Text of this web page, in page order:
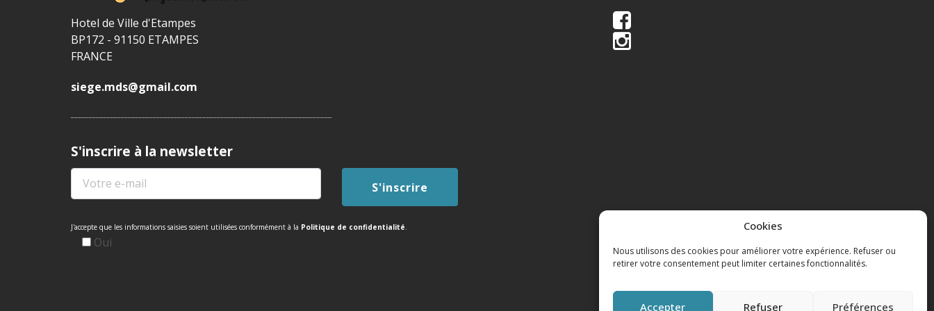
Cookies
Nous utilisons des cookies pour améliorer votre expérience. Refuser ou
retirer votre consentement peut limiter certaines fonctionnalités.
Accepter Refuser Préférences
Hotel de Ville d'Etampes
BP172 - 91150 ETAMPES
FRANCE
siege.mds@gmail.com
S'inscrire à la newsletter
J'accepte que les informations saisies soient utilisées conformément à la Politique de confidentialité.
Oui